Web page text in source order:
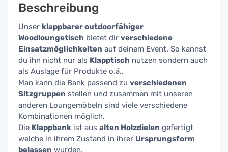
Beschreibung
Unser klappbarer outdoorfähiger
Woodloungetisch bietet dir verschiedene
Einsatzmöglichkeiten auf deinem Event. So kannst
du ihn nicht nur als Klapptisch nutzen sondern auch
als Auslage für Produkte o.ä..
Man kann die Bank passend zu verschiedenen
Sitzgruppen stellen und zusammen mit unseren
anderen Loungemöbeln sind viele verschiedene
Kombinationen möglich.
Die Klappbank ist aus alten Holzdielen gefertigt
welche in ihrem Zustand in ihrer Ursprungsform
belassen wurden.